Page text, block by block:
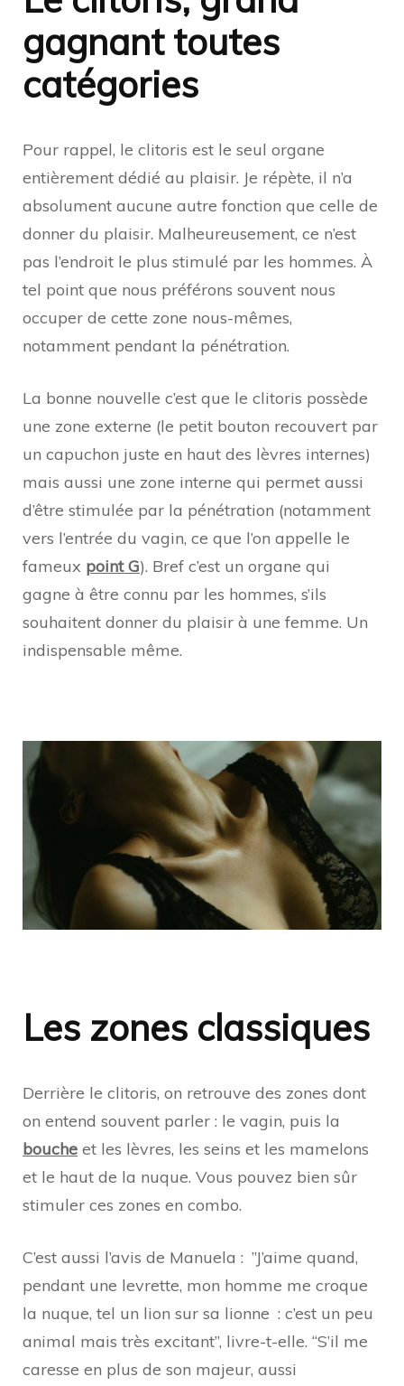
gagnant toutes
catégories
Pour rappel, le clitoris est le seul organe
entièrement dédié au plaisir. Je répète, il n’a
absolument aucune autre fonction que celle de
donner du plaisir. Malheureusement, ce n’est
pas l’endroit le plus stimulé par les hommes. À
tel point que nous préférons souvent nous
occuper de cette zone nous-mêmes,
notamment pendant la pénétration.
La bonne nouvelle c’est que le clitoris possède
une zone externe (le petit bouton recouvert par
un capuchon juste en haut des lèvres internes)
mais aussi une zone interne qui permet aussi
d’être stimulée par la pénétration (notamment
vers l’entrée du vagin, ce que l’on appelle le
fameux point G). Bref c’est un organe qui
gagne à être connu par les hommes, s’ils
souhaitent donner du plaisir à une femme. Un
indispensable même.
Les zones classiques
Derrière le clitoris, on retrouve des zones dont
on entend souvent parler : le vagin, puis la
bouche et les lèvres, les seins et les mamelons
et le haut de la nuque. Vous pouvez bien sûr
stimuler ces zones en combo.
C’est aussi l’avis de Manuela : ”J’aime quand,
pendant une levrette, mon homme me croque
la nuque, tel un lion sur sa lionne : c’est un peu
animal mais très excitant”, livre-t-elle. “S’il me
caresse en plus de son majeur, aussi